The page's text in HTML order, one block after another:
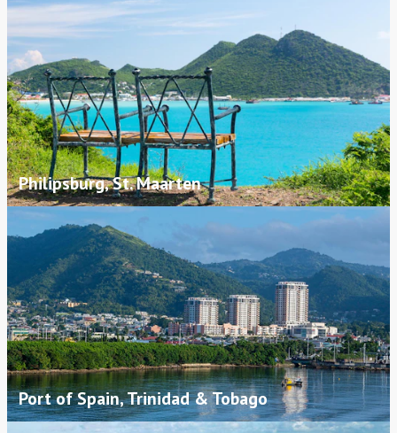
Philipsburg, St. Maarten
Port of Spain, Trinidad & Tobago